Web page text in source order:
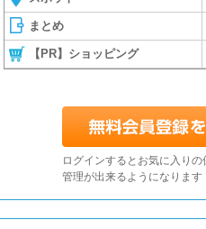
まとめ
【PR】ショッピング
ログインするとお気に入り
管理が出来るようになります